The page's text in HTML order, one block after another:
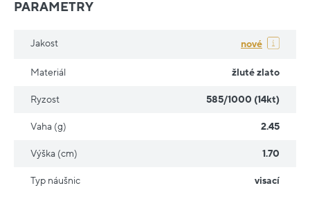
PARAMETRY
Jakost nové
Materiál žluté zlato
Ryzost 585/1000 (14kt)
Vaha (g) 2.45
Výška (cm) 1.70
Typ náušnic visací